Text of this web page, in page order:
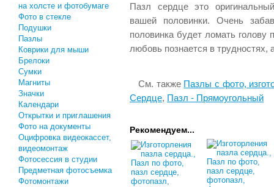
на холсте и фотобумаге
Фото в стекле
Подушки
Пазлы
Коврики для мыши
Брелоки
Сумки
Магниты
Значки
Календари
Открытки и приглашения
Фото на документы
Оцифровка видеокассет,
видеомонтаж
Фотосессия в студии
Предметная фотосъемка
Фотомонтажи
Пазл сердце это
вашей половинки. Очень
половинка будет ломать голову
любовь познается в трудностях,
См. также Пазлы с фото,
Сердце, Пазл - Прямоугольный
Рекомендуем...